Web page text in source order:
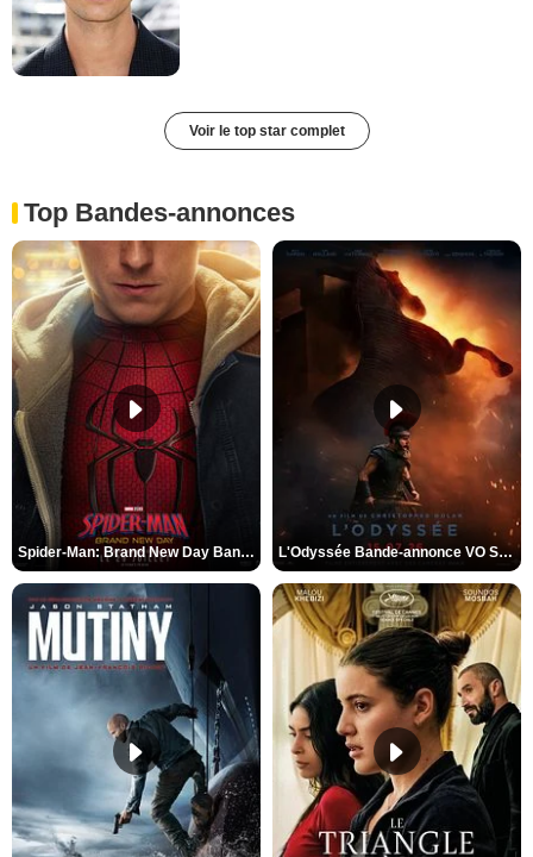
Voir le top star complet
Top Bandes-annonces
Spider-Man: Brand New Day Bande-annonce VO STFR L'Odyssée Bande-annonce VO STFR